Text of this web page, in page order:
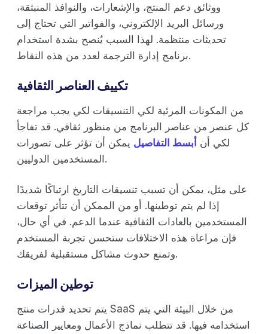
ووثائق دعم المنتج، والإشعارات، والنوافذ المنبثقة،
ورسائل البريد الإلكتروني، والفواتير التي تحتاج إلى
تحديثات منتظمة. لهذا السبب يُنصح بشدة استخدام
برنامج إدارة الترجمة لعدد من هذه النقاط.
تكييف العناصر الثقافية
من المكونات المرئية لكي التنسيقات لكي يجب مراجعة
كل عنصر من عناصر البرنامج من منظور ثقافي. قد تفاجأ
لكي أن أبسط التفاصيل يمكن أن تؤثر على تصورات
المستخدمين الدوليين.
على مثل، يمكن أن تسبب تنسيقات التاريخ ارتباكًا شديدًا
إذا لم يتم توطينها. أو من الممكن أن تتأثر توقعات
المستخدمين بالعادات الثقافية عندما الدعم. في أي حال،
فإن مراعاة هذه الاختلافات ستحسن تجربة المستخدم
وتمنع حدوث مشاكل مستقبلية لفريقك.
توطين الميزات
يتم تحديد قدرات منتج SaaS من خلال البيئة التي يتم
استخدامه فيها. قد تتطلب نماذج الأعمال ومعايير الصناعة